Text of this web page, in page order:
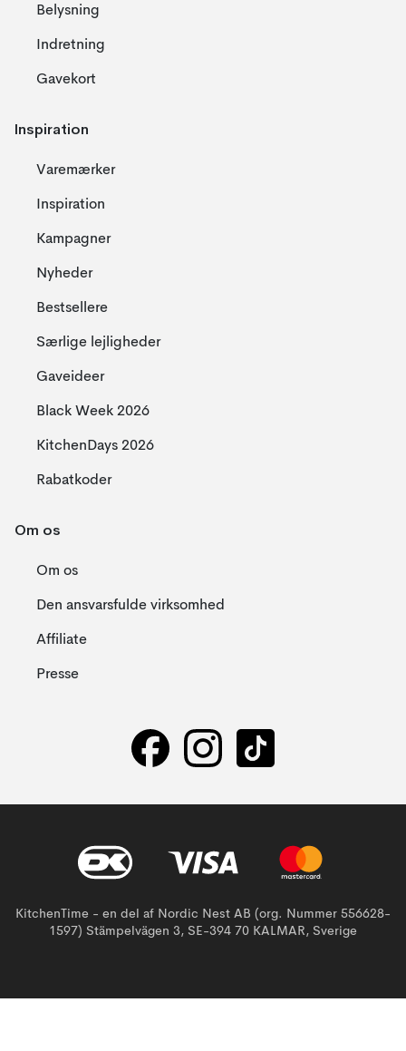
Belysning
Indretning
Gavekort
Inspiration
Varemærker
Inspiration
Kampagner
Nyheder
Bestsellere
Særlige lejligheder
Gaveideer
Black Week 2026
KitchenDays 2026
Rabatkoder
Om os
Om os
Den ansvarsfulde virksomhed
Affiliate
Presse
KitchenTime - en del af Nordic Nest AB (org. Nummer 556628-
1597) Stämpelvägen 3, SE-394 70 KALMAR, Sverige